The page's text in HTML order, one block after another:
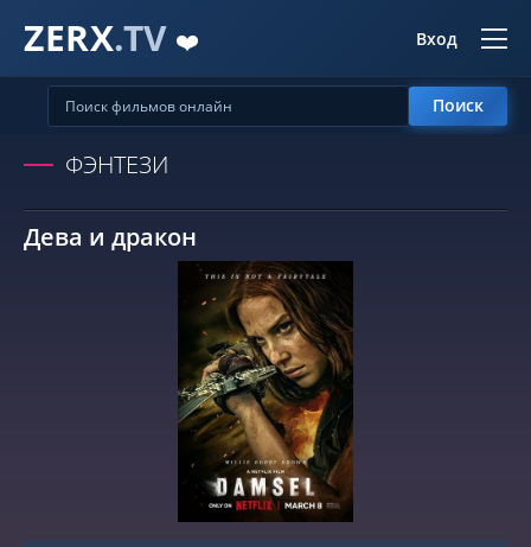
ZERX.TV ❤️ Вход
Поиск
ФЭНТЕЗИ
Дева и дракон
СМОТРЕТЬ ОНЛАЙН